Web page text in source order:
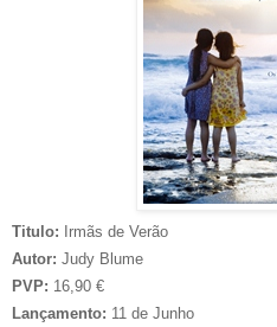
Titulo: Irmãs de Verão
Autor: Judy Blume
PVP: 16,90 €
Lançamento: 11 de Junho